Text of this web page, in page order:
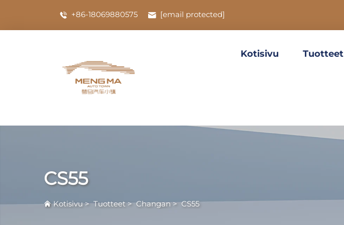
+86-18069880575 [email protected]
Kotisivu Tuotteet
CS55
Kotisivu>Tuotteet>Changan>CS55